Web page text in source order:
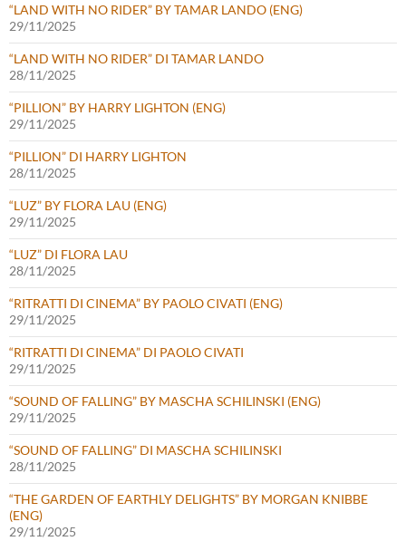
“LAND WITH NO RIDER” BY TAMAR LANDO (ENG)
29/11/2025
“LAND WITH NO RIDER” DI TAMAR LANDO
28/11/2025
“PILLION” BY HARRY LIGHTON (ENG)
29/11/2025
“PILLION” DI HARRY LIGHTON
28/11/2025
“LUZ” BY FLORA LAU (ENG)
29/11/2025
“LUZ” DI FLORA LAU
28/11/2025
“RITRATTI DI CINEMA” BY PAOLO CIVATI (ENG)
29/11/2025
“RITRATTI DI CINEMA” DI PAOLO CIVATI
29/11/2025
“SOUND OF FALLING” BY MASCHA SCHILINSKI (ENG)
29/11/2025
“SOUND OF FALLING” DI MASCHA SCHILINSKI
28/11/2025
“THE GARDEN OF EARTHLY DELIGHTS” BY MORGAN KNIBBE
(ENG)
29/11/2025